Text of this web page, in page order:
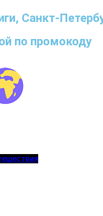
Санкт-
по промокоду